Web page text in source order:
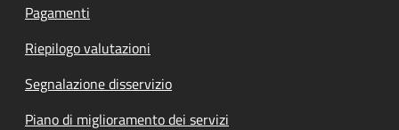
Pagamenti
Riepilogo valutazioni
Segnalazione disservizio
Piano di miglioramento dei servizi